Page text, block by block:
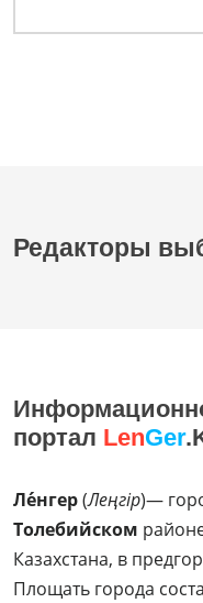
Редакторы
портал LenGer
Ле́нгер(Леңгір)—
Толебийском
Казахстана, в
Площать города